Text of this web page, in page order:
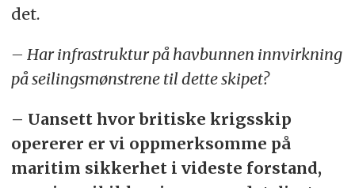
det.
– Har infrastruktur på havbunnen innvirkning
på seilingsmønstrene til dette skipet?
– Uansett hvor britiske krigsskip
opererer er vi oppmerksomme på
maritim sikkerhet i videste forstand,